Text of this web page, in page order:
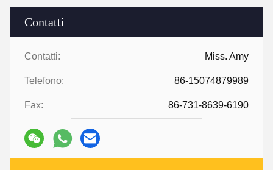
Contatti
Contatti: Miss. Amy
Telefono: 86-15074879989
Fax: 86-731-8639-6190